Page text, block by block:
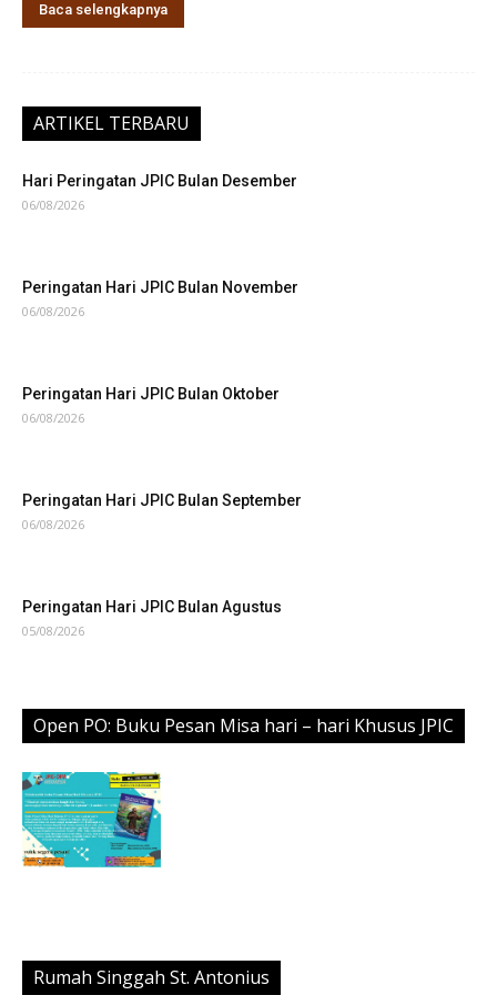
Baca selengkapnya
ARTIKEL TERBARU
Hari Peringatan JPIC Bulan Desember
06/08/2026
Peringatan Hari JPIC Bulan November
06/08/2026
Peringatan Hari JPIC Bulan Oktober
06/08/2026
Peringatan Hari JPIC Bulan September
06/08/2026
Peringatan Hari JPIC Bulan Agustus
05/08/2026
Open PO: Buku Pesan Misa hari – hari Khusus JPIC
Rumah Singgah St. Antonius